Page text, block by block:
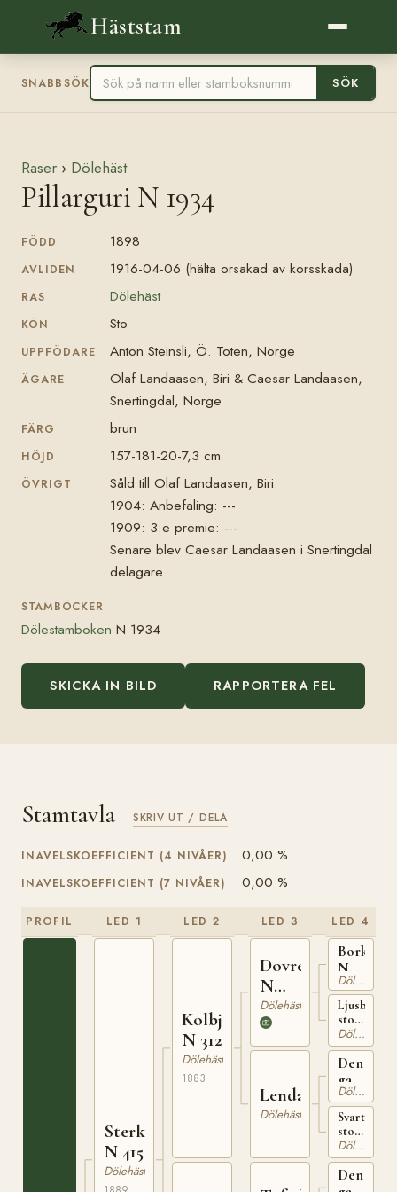
Häststam
SNABBSÖK SÖK
Raser › Dölehäst
Pillarguri N 1934
FÖDD 1898
AVLIDEN 1916-04-06 (hälta orsakad av korsskada)
RAS Dölehäst
KÖN Sto
UPPFÖDARE Anton Steinsli, Ö. Toten, Norge
ÄGARE
Olaf Landaasen, Biri & Caesar Landaasen,
Snertingdal, Norge
FÄRG brun
HÖJD 157-181-20-7,3 cm
ÖVRIGT
Såld till Olaf Landaasen, Biri.
1904: Anbefaling: ---
1909: 3:e premie: ---
Senare blev Caesar Landaasen i Snertingdal
delägare.
STAMBÖCKER
Dölestamboken N 1934
SKICKA IN BILD RAPPORTERA FEL
Stamtavla SKRIV UT / DELA
INAVELSKOEFFICIENT (4 NIVÅER) 0,00 %
INAVELSKOEFFICIENT (7 NIVÅER) 0,00 %
PROFIL LED 1
Sterkedölen
N 415
Dölehäst
LED 2
Kolbjörn
N 312
Dölehäst
1883
LED 3
Dovre
N
130
Dölehäst
Lenda
Dölehäst
LED 4
N
85Dölehäst
Ljusbrunt
sto
född
omkring
1852
på
Holaaker
Dölehäst
Den
gamle
Dölehäst
Svart
sto
född
1864
från
Vestad
Dölehäst
Den